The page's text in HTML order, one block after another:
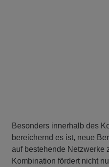
Besonders innerhalb des
bereichernd es ist, neue
auf bestehende Netzwerke
Kombination fördert nicht